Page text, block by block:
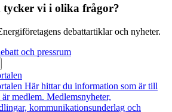
tycker vi i olika frågor?
debattartiklar och nyheter.
och pressrum
Här hittar du information som är till
medlem. Medlemsnyheter,
kommunikationsunderlag och